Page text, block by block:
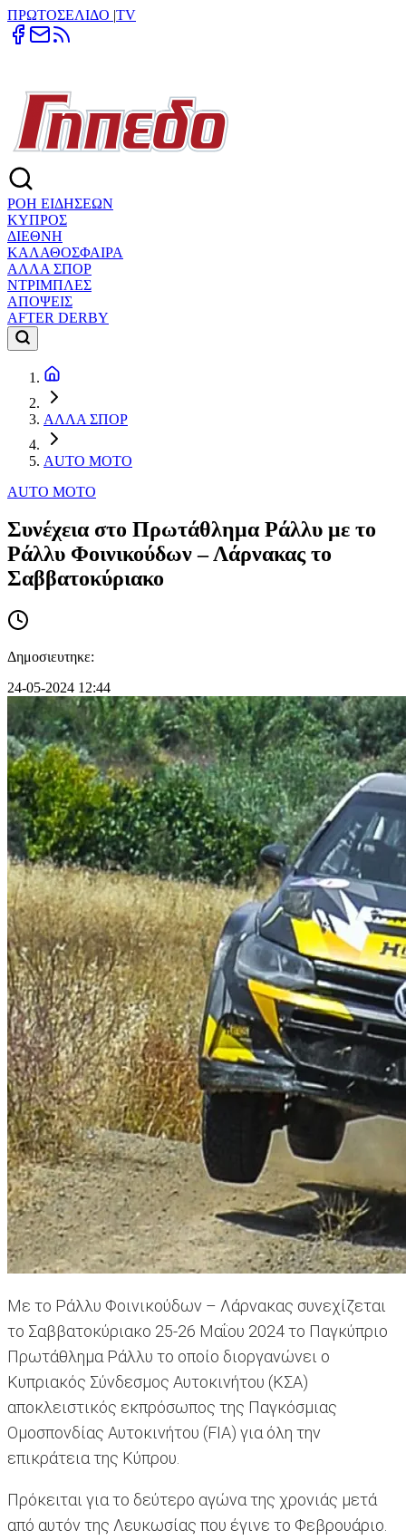
ΠΡΩΤΟΣΕΛΙΔΟ |TV
ΡΟΗ ΕΙΔΗΣΕΩΝ
ΚΥΠΡΟΣ
ΔΙΕΘΝΗ
ΚΑΛΑΘΟΣΦΑΙΡΑ
ΑΛΛΑ ΣΠΟΡ
ΝΤΡΙΜΠΛΕΣ
ΑΠΟΨΕΙΣ
AFTER DERBY
ΑΛΛΑ ΣΠΟΡ
AUTO MOTO
AUTO MOTO
Συνέχεια στο Πρωτάθλημα Ράλλυ με το
Ράλλυ Φοινικούδων – Λάρνακας το
Σαββατοκύριακο
Δημοσιευτηκε:
24-05-2024 12:44
Με το Ράλλυ Φοινικούδων – Λάρνακας συνεχίζεται
το Σαββατοκύριακο 25-26 Μαΐου 2024 το Παγκύπριο
Πρωτάθλημα Ράλλυ το οποίο διοργανώνει ο
Κυπριακός Σύνδεσμος Αυτοκινήτου (ΚΣΑ)
αποκλειστικός εκπρόσωπος της Παγκόσμιας
Ομοσπονδίας Αυτοκινήτου (FIA) για όλη την
επικράτεια της Κύπρου.
Πρόκειται για το δεύτερο αγώνα της χρονιάς μετά
από αυτόν της Λευκωσίας που έγινε το Φεβρουάριο.